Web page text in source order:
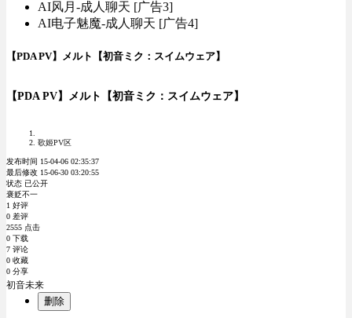
AI风月-成人聊天 [广告3]
AI电子魅魔-成人聊天 [广告4]
【PDA PV】メルト【初音ミク：スイムウェア】
【PDA PV】メルト【初音ミク：スイムウェア】
歌姬PV区
发布时间 15-04-06 02:35:37
最后修改 15-06-30 03:20:55
状态 已公开
褒贬不一
1 好评
0 差评
2555 点击
0 下载
7 评论
0 收藏
0 分享
初音未来
删除